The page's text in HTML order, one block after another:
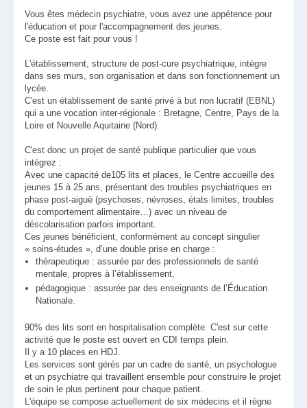
Vous êtes médecin psychiatre, vous avez une appétence pour
l'éducation et pour l'accompagnement des jeunes.
Ce poste est fait pour vous !
L'établissement, structure de post-cure psychiatrique, intègre
dans ses murs, son organisation et dans son fonctionnement un
lycée.
C'est un établissement de santé privé à but non lucratif (EBNL)
qui a une vocation inter-régionale : Bretagne, Centre, Pays de la
Loire et Nouvelle Aquitaine (Nord).
C'est donc un projet de santé publique particulier que vous
intégrez :
Avec une capacité de105 lits et places, le Centre accueille des
jeunes 15 à 25 ans, présentant des troubles psychiatriques en
phase post-aiguë (psychoses, névroses, états limites, troubles
du comportement alimentaire…) avec un niveau de
déscolarisation parfois important.
Ces jeunes bénéficient, conformément au concept singulier
« soins-études », d’une double prise en charge :
thérapeutique : assurée par des professionnels de santé
mentale, propres à l’établissement,
pédagogique : assurée par des enseignants de l’Éducation
Nationale.
90% des lits sont en hospitalisation complète. C'est sur cette
activité que le poste est ouvert en CDI temps plein.
Il y a 10 places en HDJ.
Les services sont gérés par un cadre de santé, un psychologue
et un psychiatre qui travaillent ensemble pour construire le projet
de soin le plus pertinent pour chaque patient.
L'équipe se compose actuellement de six médecins et il règne